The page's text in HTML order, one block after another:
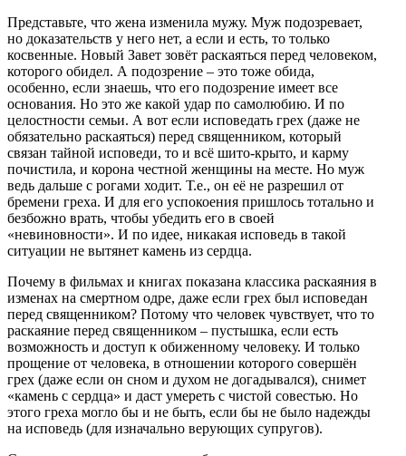
Представьте, что жена изменила мужу. Муж подозревает,
но доказательств у него нет, а если и есть, то только
косвенные. Новый Завет зовёт раскаяться перед человеком,
которого обидел. А подозрение – это тоже обида,
особенно, если знаешь, что его подозрение имеет все
основания. Но это же какой удар по самолюбию. И по
целостности семьи. А вот если исповедать грех (даже не
обязательно раскаяться) перед священником, который
связан тайной исповеди, то и всё шито-крыто, и карму
почистила, и корона честной женщины на месте. Но муж
ведь дальше с рогами ходит. Т.е., он её не разрешил от
бремени греха. И для его успокоения пришлось тотально и
безбожно врать, чтобы убедить его в своей
«невиновности». И по идее, никакая исповедь в такой
ситуации не вытянет камень из сердца.
Почему в фильмах и книгах показана классика раскаяния в
изменах на смертном одре, даже если грех был исповедан
перед священником? Потому что человек чувствует, что то
раскаяние перед священником – пустышка, если есть
возможность и доступ к обиженному человеку. И только
прощение от человека, в отношении которого совершён
грех (даже если он сном и духом не догадывался), снимет
«камень с сердца» и даст умереть с чистой совестью. Но
этого греха могло бы и не быть, если бы не было надежды
на исповедь (для изначально верующих супругов).